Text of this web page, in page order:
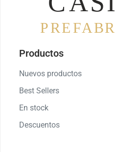
Productos
Nuevos productos
Best Sellers
En stock
Descuentos